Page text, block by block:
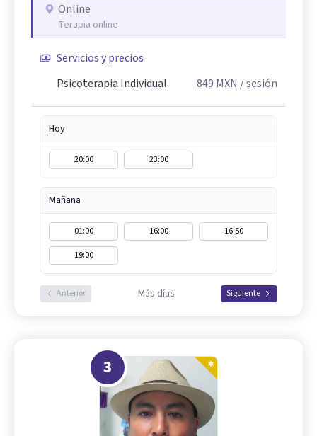
Online
Terapia online
Servicios y precios
Psicoterapia Individual
849 MXN / sesión
Hoy
20:00 23:00
Mañana
01:00 16:00
16:50
19:00
Anterior Más días Siguiente
3